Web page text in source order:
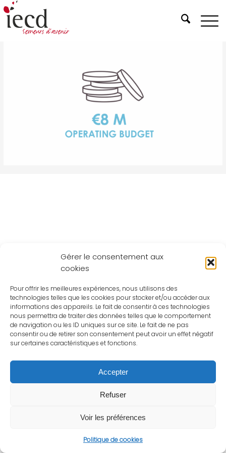
Gérer le consentement aux
cookies
Pour offrir les meilleures expériences, nous utilisons des
technologies telles que les cookies pour stocker et/ou accéder aux
informations des appareils. Le fait de consentir à ces technologies
nous permettra de traiter des données telles que le comportement
de navigation ou les ID uniques sur ce site. Le fait de ne pas
consentir ou de retirer son consentement peut avoir un effet négatif
sur certaines caractéristiques et fonctions.
Accepter
Refuser
Voir les préférences
Politique de cookies